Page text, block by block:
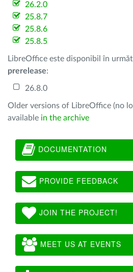
26.2.0
25.8.7
25.8.6
25.8.5
LibreOffice este disponibil în
prerelease:
26.8.0
Older versions of LibreOffice (no
available in the archive
DOCUMENTATION
PROVIDE FEEDBACK
JOIN THE PROJECT!
MEET US AT EVENTS